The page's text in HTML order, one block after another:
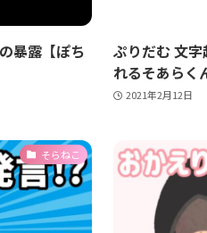
暴露【ぽち
ぷりだむ 文
れるそあらく
2021年2月12日
そらねこ